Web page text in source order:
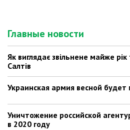
Главные новости
Як виглядає звільнене майже
Салтів
Украинская армия весной будет
Уничтожение российской
в 2020 году